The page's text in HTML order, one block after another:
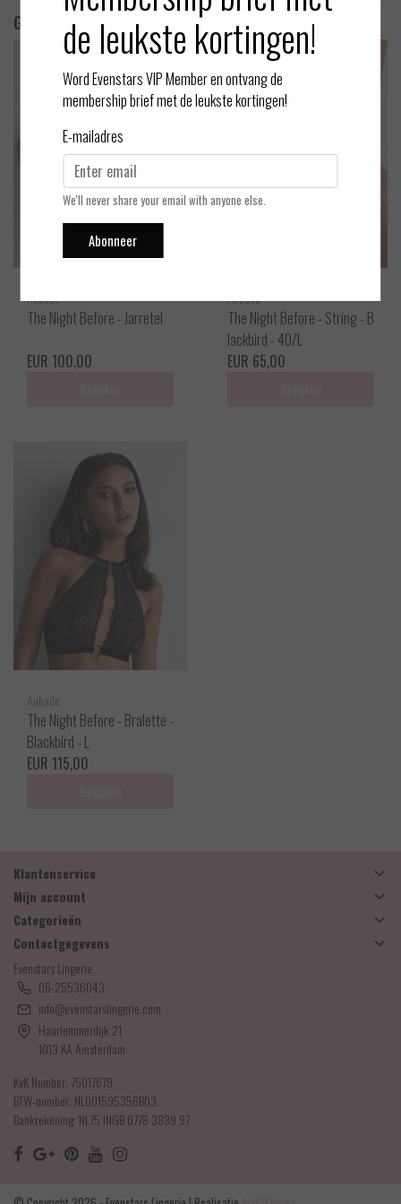
Gerelateerde producten
Aubade
The Night Before - Jarretel
EUR 100,00
Aubade
The Night Before - String - B
lackbird - 40/L
EUR 65,00
Aubade
The Night Before - Bralette -
Blackbird - L
EUR 115,00
Klantenservice
Mijn account
Categorieën
Contactgegevens
Evenstars Lingerie
06-25536043
info@evenstarslingerie.com
Haarlemmerdijk 21
1013 KA Amsterdam
KvK Number: 75017679
BTW-number: NL001595356B03
Bankrekening: NL75 INGB 0778 3839 97
de leukste kortingen!
Word Evenstars VIP Member en ontvang de
membership brief met de leukste kortingen!
E-mailadres
We'll never share your email with anyone else.
Abonneer